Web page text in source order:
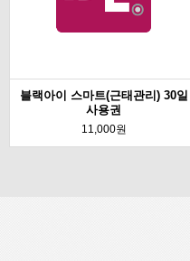
블랙아이 스마트(근태관리) 30일
사용권
11,000원